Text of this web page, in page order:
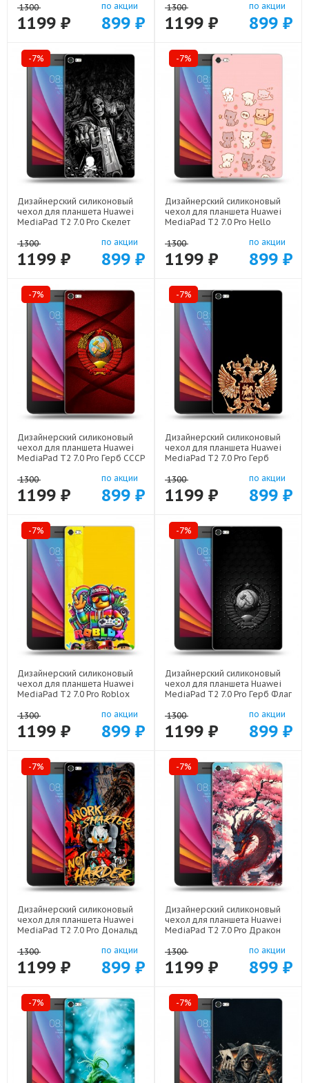
1300
1199 ₽
по акции
899 ₽
1300
1199 ₽
по акции
899 ₽
-7%
Дизайнерский силиконовый
чехол для планшета Huawei
MediaPad T2 7.0 Pro Скелет
1300
1199 ₽
по акции
899 ₽
-7%
Дизайнерский силиконовый
чехол для планшета Huawei
MediaPad T2 7.0 Pro Hello
1300
1199 ₽
по акции
899 ₽
-7%
Дизайнерский силиконовый
чехол для планшета Huawei
MediaPad T2 7.0 Pro Герб СССР
1300
1199 ₽
по акции
899 ₽
-7%
Дизайнерский силиконовый
чехол для планшета Huawei
MediaPad T2 7.0 Pro Герб
1300
1199 ₽
по акции
899 ₽
-7%
Дизайнерский силиконовый
чехол для планшета Huawei
MediaPad T2 7.0 Pro Roblox
1300
1199 ₽
по акции
899 ₽
-7%
Дизайнерский силиконовый
чехол для планшета Huawei
MediaPad T2 7.0 Pro Герб Флаг
1300
1199 ₽
по акции
899 ₽
-7%
Дизайнерский силиконовый
чехол для планшета Huawei
MediaPad T2 7.0 Pro Дональд
1300
1199 ₽
по акции
899 ₽
-7%
Дизайнерский силиконовый
чехол для планшета Huawei
MediaPad T2 7.0 Pro Дракон
1300
1199 ₽
по акции
899 ₽
-7% -7%